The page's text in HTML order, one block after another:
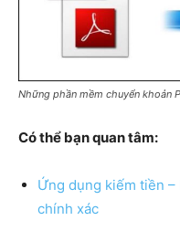
Những phần mềm chuyển khoản
Có thể bạn quan tâm:
Ứng dụng kiếm tiền
chính xác